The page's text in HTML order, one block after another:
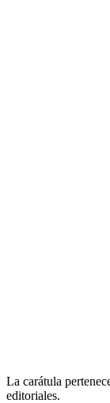
La carátula
editoriales.